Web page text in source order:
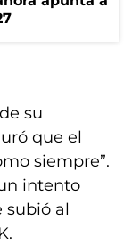
su
que el
siempre”.
intento
subió al